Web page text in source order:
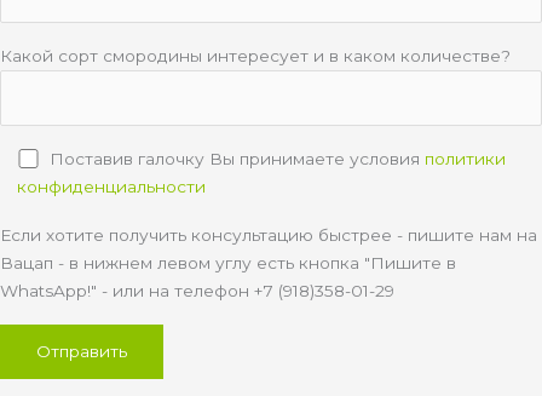
Какой сорт смородины интересует и в каком количестве?
Поставив галочку Вы принимаете условия политики
конфиденциальности
Если хотите получить консультацию быстрее - пишите нам на
Вацап - в нижнем левом углу есть кнопка "Пишите в
WhatsApp!" - или на телефон +7 (918)358-01-29